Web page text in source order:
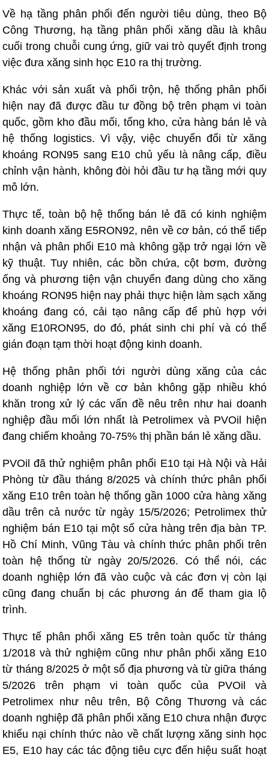
Về hạ tầng phân phối đến người tiêu dùng, theo Bộ
Công Thương, hạ tầng phân phối xăng dầu là khâu
cuối trong chuỗi cung ứng, giữ vai trò quyết định trong
việc đưa xăng sinh học E10 ra thị trường.
Khác với sản xuất và phối trộn, hệ thống phân phối
hiện nay đã được đầu tư đồng bộ trên phạm vi toàn
quốc, gồm kho đầu mối, tổng kho, cửa hàng bán lẻ và
hệ thống logistics. Vì vậy, việc chuyển đổi từ xăng
khoáng RON95 sang E10 chủ yếu là nâng cấp, điều
chỉnh vận hành, không đòi hỏi đầu tư hạ tầng mới quy
mô lớn.
Thực tế, toàn bộ hệ thống bán lẻ đã có kinh nghiệm
kinh doanh xăng E5RON92, nên về cơ bản, có thể tiếp
nhận và phân phối E10 mà không gặp trở ngại lớn về
kỹ thuật. Tuy nhiên, các bồn chứa, cột bơm, đường
ống và phương tiện vận chuyển đang dùng cho xăng
khoáng RON95 hiện nay phải thực hiện làm sạch xăng
khoáng đang có, cải tạo nâng cấp để phù hợp với
xăng E10RON95, do đó, phát sinh chi phí và có thể
gián đoạn tạm thời hoạt động kinh doanh.
Hệ thống phân phối tới người dùng xăng của các
doanh nghiệp lớn về cơ bản không gặp nhiều khó
khăn trong xử lý các vấn đề nêu trên như hai doanh
nghiệp đầu mối lớn nhất là Petrolimex và PVOil hiện
đang chiếm khoảng 70-75% thị phần bán lẻ xăng dầu.
PVOil đã thử nghiệm phân phối E10 tại Hà Nội và Hải
Phòng từ đầu tháng 8/2025 và chính thức phân phối
xăng E10 trên toàn hệ thống gần 1000 cửa hàng xăng
dầu trên cả nước từ ngày 15/5/2026; Petrolimex thử
nghiệm bán E10 tại một số cửa hàng trên địa bàn TP.
Hồ Chí Minh, Vũng Tàu và chính thức phân phối trên
toàn hệ thống từ ngày 20/5/2026. Có thể nói, các
doanh nghiệp lớn đã vào cuộc và các đơn vị còn lại
cũng đang chuẩn bị các phương án để tham gia lộ
trình.
Thực tế phân phối xăng E5 trên toàn quốc từ tháng
1/2018 và thử nghiệm cũng như phân phối xăng E10
từ tháng 8/2025 ở một số địa phương và từ giữa tháng
5/2026 trên phạm vi toàn quốc của PVOil và
Petrolimex như nêu trên, Bộ Công Thương và các
doanh nghiệp đã phân phối xăng E10 chưa nhận được
khiếu nại chính thức nào về chất lượng xăng sinh học
E5, E10 hay các tác động tiêu cực đến hiệu suất hoạt